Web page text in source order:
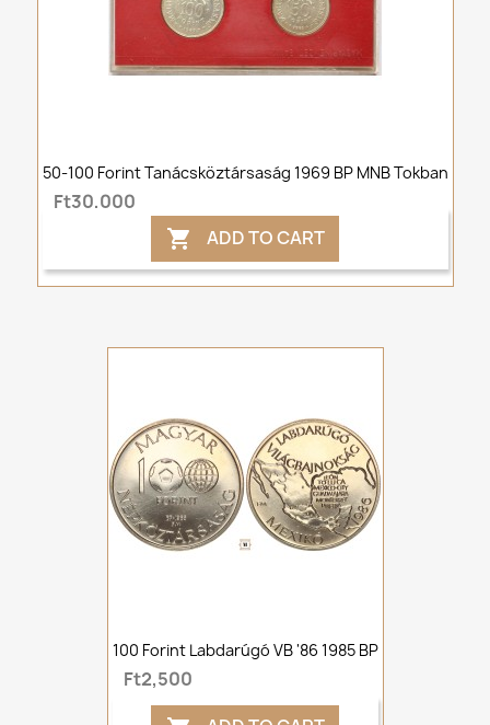
50-100 Forint Tanácsköztársaság 1969 BP MNB Tokban
Ft30,000
 ADD TO CART
100 Forint Labdarúgó VB '86 1985 BP
Ft2,500